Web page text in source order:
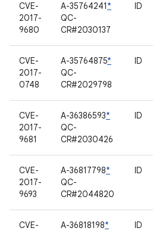
CVE-
2017-
9680
A-35764241*
QC-
CR#2030137
ID
CVE-
2017-
0748
A-35764875*
QC-
CR#2029798
ID
CVE-
2017-
9681
A-36386593*
QC-
CR#2030426
ID
CVE-
2017-
9693
A-36817798*
QC-
CR#2044820
ID
CVE-
A-36818198*
ID